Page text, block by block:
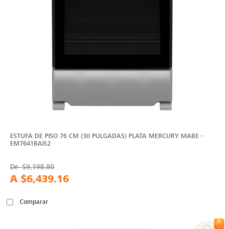
ESTUFA DE PISO 76 CM (30 PULGADAS) PLATA MERCURY MABE -
EM7641BAIS2
De$9,198.80
A $6,439.16
Comparar